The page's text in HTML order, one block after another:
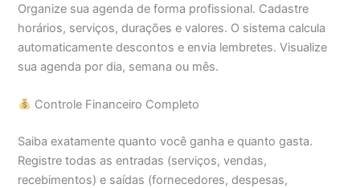
Organize sua agenda de forma profissional. Cadastre
horários, serviços, durações e valores. O sistema calcula
automaticamente descontos e envia lembretes. Visualize
sua agenda por dia, semana ou mês.
Controle Financeiro Completo
Saiba exatamente quanto você ganha e quanto gasta.
Registre todas as entradas (serviços, vendas,
recebimentos) e saídas (fornecedores, despesas,